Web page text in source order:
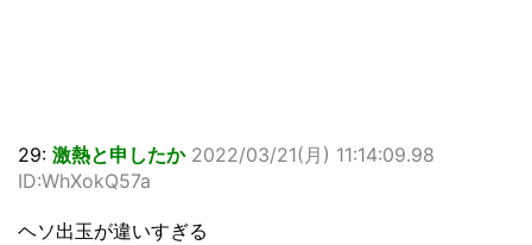
29: 激熱と申したか 2022/03/21(月) 11:14:09.98
ID:WhXokQ57a
ヘソ出玉が違いすぎる